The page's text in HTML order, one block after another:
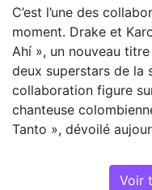
C’est l’une des
moment. Drake et
Ahí », un nouveau
deux superstars de la
collaboration figure
chanteuse
Tanto », dévoilé
Voir